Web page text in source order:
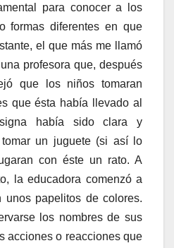
para conocer a los
formas diferentes en que
el que más me llamó
profesora que, después
que los niños tomaran
que ésta había llevado al
había sido clara y
un juguete (si así lo
con éste un rato. A
la educadora comenzó a
unos papelitos de colores.
los nombres de sus
acciones o reacciones que